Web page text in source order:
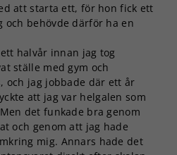
att starta ett, för hon fick ett
behövde därför ha en
halvår innan jag tog
ställe med gym och
och jag jobbade där ett år
att jag var helgalen som
det funkade bra genom
och genom att jag hade
mig. Annars hade det